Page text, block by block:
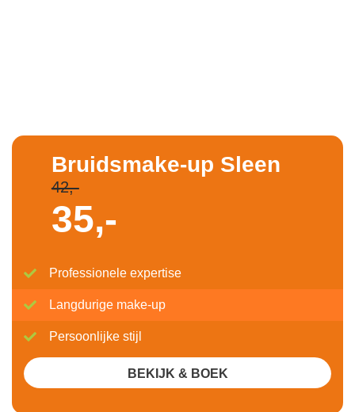
Bruidsmake-up Sleen
42,-
35,-
Professionele expertise
Langdurige make-up
Persoonlijke stijl
BEKIJK & BOEK